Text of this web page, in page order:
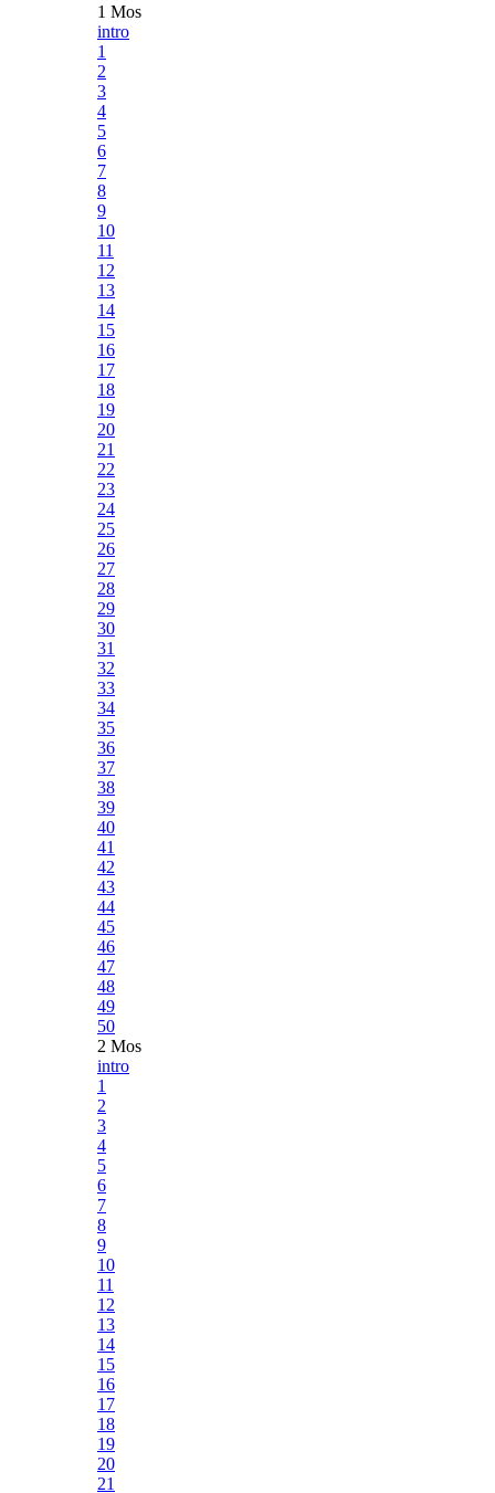
1 Mos
intro
1
2
3
4
5
6
7
8
9
10
11
12
13
14
15
16
17
18
19
20
21
22
23
24
25
26
27
28
29
30
31
32
33
34
35
36
37
38
39
40
41
42
43
44
45
46
47
48
49
50
2 Mos
intro
1
2
3
4
5
6
7
8
9
10
11
12
13
14
15
16
17
18
19
20
21